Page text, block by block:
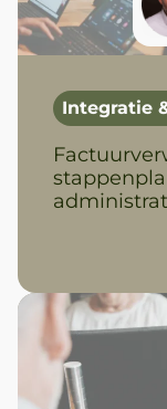
Integratie